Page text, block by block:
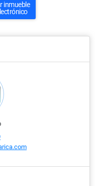
inmueble